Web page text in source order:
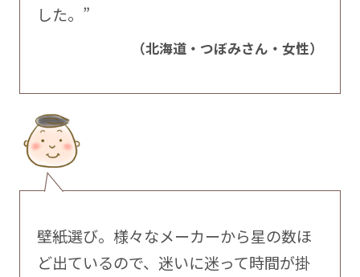
した。”
（北海道・つぼみさん・女性）
壁紙選び。様々なメーカーから星の数ほ
ど出ているので、迷いに迷って時間が掛